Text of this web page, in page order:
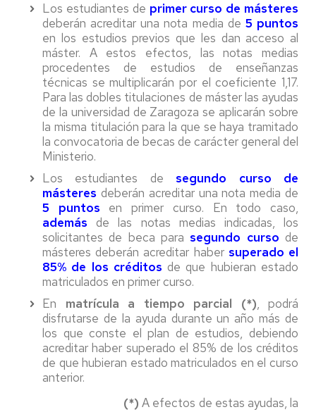
Los estudiantes de primer curso de másteres
deberán acreditar una nota media de 5 puntos
en los estudios previos que les dan acceso al
máster. A estos efectos, las notas medias
procedentes de estudios de enseñanzas
técnicas se multiplicarán por el coeficiente 1,17.
Para las dobles titulaciones de máster las ayudas
de la universidad de Zaragoza se aplicarán sobre
la misma titulación para la que se haya tramitado
la convocatoria de becas de carácter general del
Ministerio.
Los estudiantes de segundo curso de
másteres deberán acreditar una nota media de
5 puntos en primer curso. En todo caso,
además de las notas medias indicadas, los
solicitantes de beca para segundo curso de
másteres deberán acreditar haber superado el
85% de los créditos de que hubieran estado
matriculados en primer curso.
En matrícula a tiempo parcial (*), podrá
disfrutarse de la ayuda durante un año más de
los que conste el plan de estudios, debiendo
acreditar haber superado el 85% de los créditos
de que hubieran estado matriculados en el curso
anterior.
(*)A efectos de estas ayudas, la